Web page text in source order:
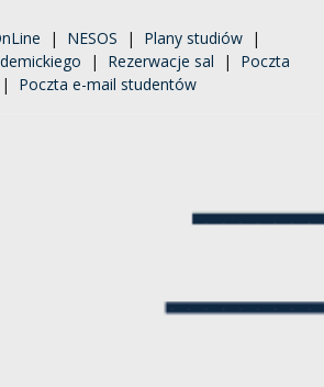
| NESOS | Plany studiów |
| Rezerwacje sal | Poczta
| Poczta e-mail studentów